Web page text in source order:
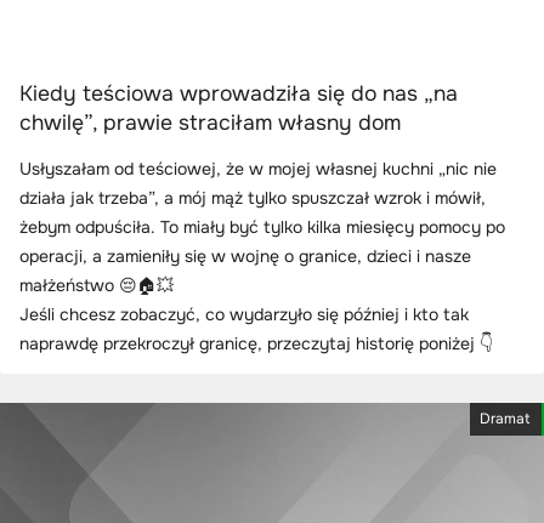
Kiedy teściowa wprowadziła się do nas „na
chwilę”, prawie straciłam własny dom
Usłyszałam od teściowej, że w mojej własnej kuchni „nic nie
działa jak trzeba”, a mój mąż tylko spuszczał wzrok i mówił,
żebym odpuściła. To miały być tylko kilka miesięcy pomocy po
operacji, a zamieniły się w wojnę o granice, dzieci i nasze
małżeństwo 😔🏠💥
Jeśli chcesz zobaczyć, co wydarzyło się później i kto tak
naprawdę przekroczył granicę, przeczytaj historię poniżej 👇
Dramat